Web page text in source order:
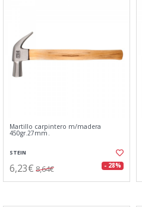
Martillo carpintero m/madera
450gr.27mm.
STEIN
6,23€ 8,64€ - 28%